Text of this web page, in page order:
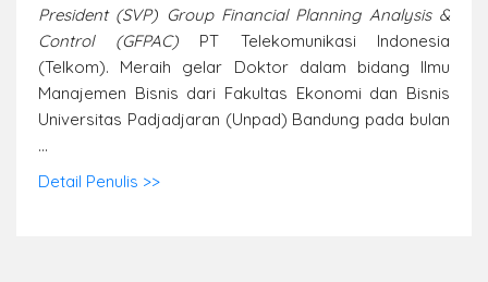
President (SVP) Group Financial Planning Analysis &
Control (GFPAC) PT Telekomunikasi Indonesia
(Telkom). Meraih gelar Doktor dalam bidang Ilmu
Manajemen Bisnis dari Fakultas Ekonomi dan Bisnis
Universitas Padjadjaran (Unpad) Bandung pada bulan
...
Detail Penulis >>